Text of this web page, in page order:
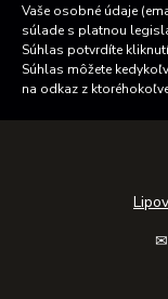
Vaše osobné údaje
súlade s platnou
Súhlas potvrdíte
Súhlas môžete
na odkaz z
✉